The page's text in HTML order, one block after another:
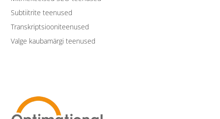
Subtiitrite teenused
Transkriptsiooniteenused
Valge kaubamärgi teenused